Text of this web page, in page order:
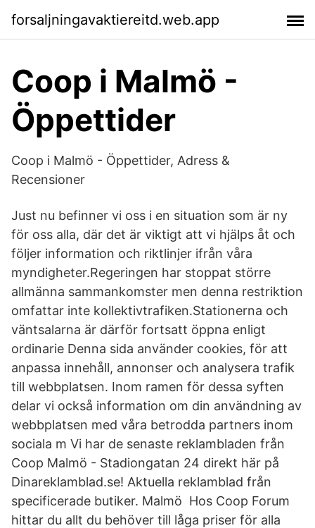
forsaljningavaktiereitd.web.app
Coop i Malmö -
Öppettider
Coop i Malmö - Öppettider, Adress &
Recensioner
Just nu befinner vi oss i en situation som är ny
för oss alla, där det är viktigt att vi hjälps åt och
följer information och riktlinjer ifrån våra
myndigheter.Regeringen har stoppat större
allmänna sammankomster men denna restriktion
omfattar inte kollektivtrafiken.Stationerna och
väntsalarna är därför fortsatt öppna enligt
ordinarie Denna sida använder cookies, för att
anpassa innehåll, annonser och analysera trafik
till webbplatsen. Inom ramen för dessa syften
delar vi också information om din användning av
webbplatsen med våra betrodda partners inom
sociala m Vi har de senaste reklambladen från
Coop Malmö - Stadiongatan 24 direkt här på
Dinareklamblad.se! Aktuella reklamblad från
specificerade butiker. Malmö Hos Coop Forum
hittar du allt du behöver till låga priser för alla